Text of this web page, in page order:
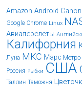
Amazon Android
Google Chrome Linux
Авиаперелёты
Калифорния
Луна МКС Марс Метро
Россия Рыбки США
Таллин Таможня